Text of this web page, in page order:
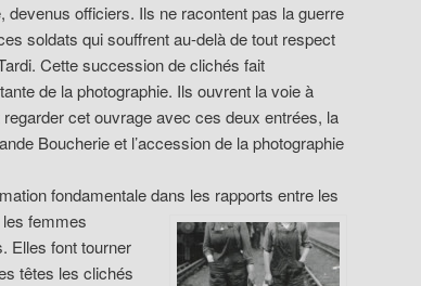
officiers. Ils ne racontent pas la guerre
soldats qui souffrent au-delà de tout respect
Cette succession de clichés fait
de la photographie. Ils ouvrent la voie à
cet ouvrage avec ces deux entrées, la
Boucherie et l’accession de la photographie
fondamentaledans les rapports entre les
femmes
Elles font tourner
têtes les clichés